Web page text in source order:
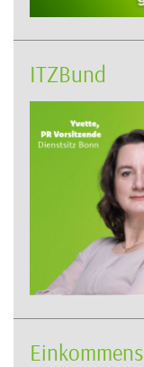
ITZBund